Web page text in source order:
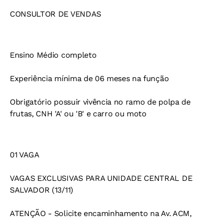
CONSULTOR DE VENDAS
Ensino Médio completo
Experiência mínima de 06 meses na função
Obrigatório possuir vivência no ramo de polpa de
frutas, CNH 'A' ou 'B' e carro ou moto
01 VAGA
VAGAS EXCLUSIVAS PARA UNIDADE CENTRAL DE
SALVADOR (13/11)
ATENÇÃO - Solicite encaminhamento na Av. ACM,